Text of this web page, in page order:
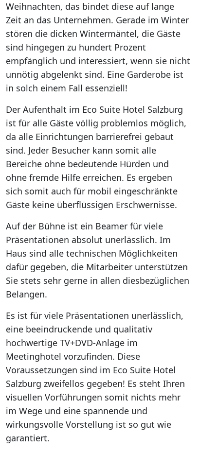
Weihnachten, das bindet diese auf lange
Zeit an das Unternehmen. Gerade im Winter
stören die dicken Wintermäntel, die Gäste
sind hingegen zu hundert Prozent
empfänglich und interessiert, wenn sie nicht
unnötig abgelenkt sind. Eine Garderobe ist
in solch einem Fall essenziell!
Der Aufenthalt im Eco Suite Hotel Salzburg
ist für alle Gäste völlig problemlos möglich,
da alle Einrichtungen barrierefrei gebaut
sind. Jeder Besucher kann somit alle
Bereiche ohne bedeutende Hürden und
ohne fremde Hilfe erreichen. Es ergeben
sich somit auch für mobil eingeschränkte
Gäste keine überflüssigen Erschwernisse.
Auf der Bühne ist ein Beamer für viele
Präsentationen absolut unerlässlich. Im
Haus sind alle technischen Möglichkeiten
dafür gegeben, die Mitarbeiter unterstützen
Sie stets sehr gerne in allen diesbezüglichen
Belangen.
Es ist für viele Präsentationen unerlässlich,
eine beeindruckende und qualitativ
hochwertige TV+DVD-Anlage im
Meetinghotel vorzufinden. Diese
Voraussetzungen sind im Eco Suite Hotel
Salzburg zweifellos gegeben! Es steht Ihren
visuellen Vorführungen somit nichts mehr
im Wege und eine spannende und
wirkungsvolle Vorstellung ist so gut wie
garantiert.